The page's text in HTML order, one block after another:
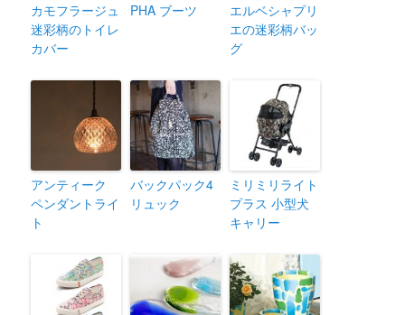
カモフラージュ
迷彩柄のトイレ
カバー
PHA ブーツ
エルベシャプリ
エの迷彩柄バッ
グ
アンティーク
ペンダントライ
ト
バックパック4
リュック
ミリミリライト
プラス 小型犬
キャリー